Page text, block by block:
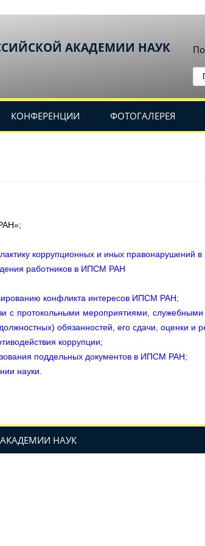
АКАДЕМИИ НАУК
КОНФЕРЕНЦИИ ФОТОГАЛЕРЕЯ
коррупционных и иных
работников в ИПСМ РАН
конфликта интересов ИПСМ РАН;
протокольными мероприятиями, служебными
обязанностей, его сдачи, оценки и
коррупции;
поддельных документов в ИПСМ РАН;
науки
НАУК